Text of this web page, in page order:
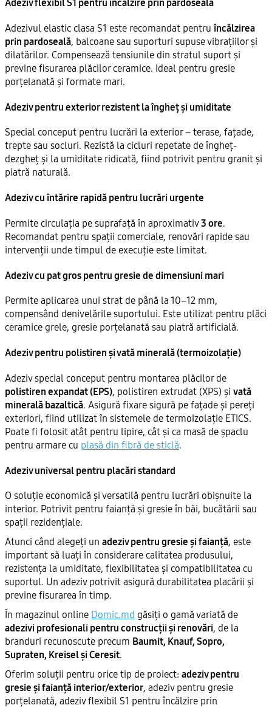
Adeziv flexibil S1 pentru încălzire prin pardoseală
Adezivul elastic clasa S1 este recomandat pentruîncălzirea
prin pardoseală, balcoane sau suporturi supuse vibrațiilor și
dilatărilor. Compensează tensiunile din stratul suport și
previne fisurarea plăcilor ceramice. Ideal pentru gresie
porțelanată și formate mari.
Adeziv pentru exterior rezistent la îngheț și umiditate
Special conceput pentru lucrări la exterior – terase, fațade,
trepte sau socluri. Rezistă la cicluri repetate de îngheț-
dezgheț și la umiditate ridicată, fiind potrivit pentru granit și
piatră naturală.
Adeziv cu întărire rapidă pentru lucrări urgente
Permite circulația pe suprafață în aproximativ3 ore.
Recomandat pentru spații comerciale, renovări rapide sau
intervenții unde timpul de execuție este limitat.
Adeziv cu pat gros pentru gresie de dimensiuni mari
Permite aplicarea unui strat de până la 10–12 mm,
compensând denivelările suportului. Este utilizat pentru plăci
ceramice grele, gresie porțelanată sau piatră artificială.
Adeziv pentru polistiren și vată minerală (termoizolație)
Adeziv special conceput pentru montarea plăcilor de
polistiren expandat (EPS), polistiren extrudat (XPS) și vată
minerală bazaltică. Asigură fixare sigură pe fațade și pereți
exteriori, fiind utilizat în sistemele de termoizolație ETICS.
Poate fi folosit atât pentru lipire, cât și ca masă de șpaclu
pentru armare cu plasă din fibră de sticlă.
Adeziv universal pentru placări standard
O soluție economică și versatilă pentru lucrări obișnuite la
interior. Potrivit pentru faianță și gresie în băi, bucătării sau
spații rezidențiale.
Atunci când alegeți un adeziv pentru gresie și faianță, este
important să luați în considerare calitatea produsului,
rezistența la umiditate, flexibilitatea și compatibilitatea cu
suportul. Un adeziv potrivit asigură durabilitatea placării și
previne fisurarea în timp.
În magazinul online Domic.md găsiți o gamă variată de
adezivi profesionali pentru construcții și renovări, de la
branduri recunoscute precum Baumit, Knauf, Sopro,
Supraten, Kreisel și Ceresit.
Oferim soluții pentru orice tip de proiect: adeziv pentru
gresie și faianță interior/exterior, adeziv pentru gresie
porțelanată, adeziv flexibil S1 pentru încălzire prin